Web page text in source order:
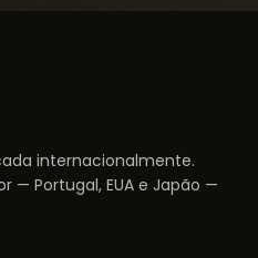
internacionalmente.
— Portugal, EUA e Japão —